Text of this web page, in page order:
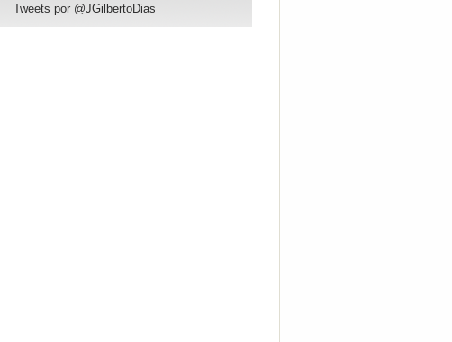
Tweets por @JGilbertoDias